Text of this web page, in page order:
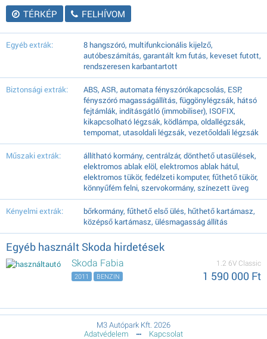
TÉRKÉP FELHÍVOM
Egyéb extrák:
8 hangszóró, multifunkcionális kijelző,
autóbeszámítás, garantált km futás, keveset futott,
rendszeresen karbantartott
Biztonsági extrák:
ABS, ASR, automata fényszórókapcsolás, ESP,
fényszóró magasságállítás, függönylégzsák, hátsó
fejtámlák, indításgátló (immobiliser), ISOFIX,
kikapcsolható légzsák, ködlámpa, oldallégzsák,
tempomat, utasoldali légzsák, vezetőoldali légzsák
Műszaki extrák:
állítható kormány, centrálzár, dönthető utasülések,
elektromos ablak elöl, elektromos ablak hátul,
elektromos tükör, fedélzeti komputer, fűthető tükör,
könnyűfém felni, szervokormány, színezett üveg
Kényelmi extrák:
bőrkormány, fűthető első ülés, hűthető kartámasz,
középső kartámasz, ülésmagasság állítás
Egyéb használt Skoda hirdetések
Skoda Fabia 1.2 6V Classic
1 590 000 Ft
2011 BENZIN
M3 Autópark Kft. 2026
Adatvédelem
Kapcsolat